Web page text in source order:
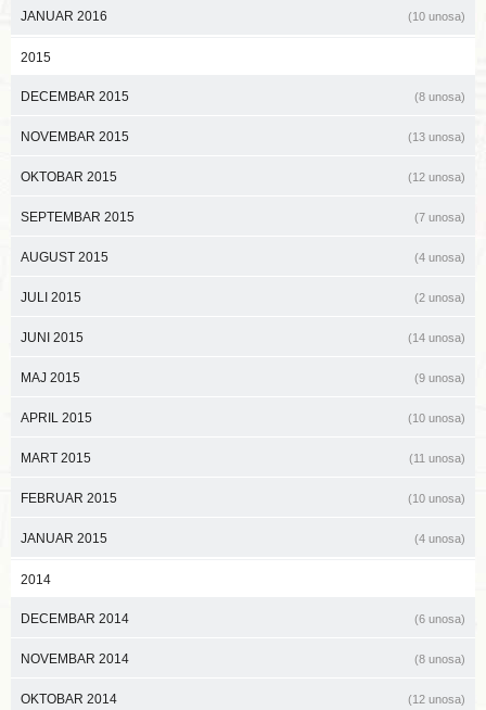
JANUAR 2016 (10 unosa)
2015
DECEMBAR 2015 (8 unosa)
NOVEMBAR 2015 (13 unosa)
OKTOBAR 2015 (12 unosa)
SEPTEMBAR 2015 (7 unosa)
AUGUST 2015 (4 unosa)
JULI 2015 (2 unosa)
JUNI 2015 (14 unosa)
MAJ 2015 (9 unosa)
APRIL 2015 (10 unosa)
MART 2015 (11 unosa)
FEBRUAR 2015 (10 unosa)
JANUAR 2015 (4 unosa)
2014
DECEMBAR 2014 (6 unosa)
NOVEMBAR 2014 (8 unosa)
OKTOBAR 2014 (12 unosa)